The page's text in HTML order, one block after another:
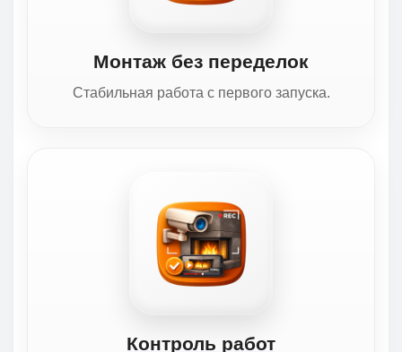
Монтаж без переделок
Стабильная работа с первого запуска.
Контроль работ